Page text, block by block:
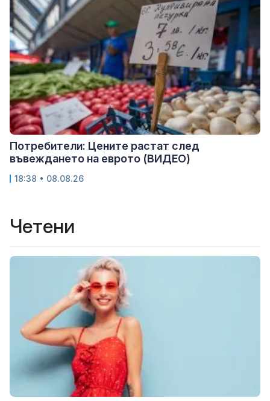
Потребители: Цените растат след
въвеждането на еврото (ВИДЕО)
18:38 • 08.08.26
Четени